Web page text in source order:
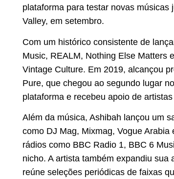
plataforma para testar novas
Valley, em setembro.
Com um histórico consistente de
Music, REALM, Nothing Else Matters
Vintage Culture. Em 2019, alcançou
Pure, que chegou ao segundo lugar
plataforma e recebeu apoio de
Além da música, Ashibah lançou um
como DJ Mag, Mixmag, Vogue
rádios como BBC Radio 1, BBC 6
nicho. A artista também expandiu
reúne seleções periódicas de faixas